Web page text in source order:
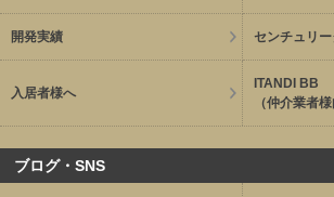
開発実績 センチュリ
入居者様へ
ITANDI BB
（仲介業者様
ブログ・SNS